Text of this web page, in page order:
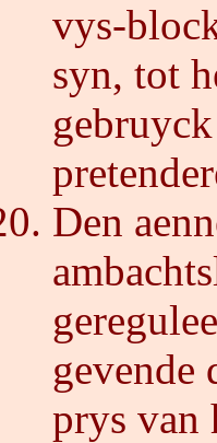
vys-
syn, tot
Den
gevende
prys van